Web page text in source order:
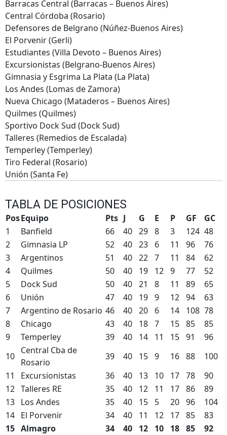
Barracas Central (Barracas – Buenos Aires)
Central Córdoba (Rosario)
Defensores de Belgrano (Núñez-Buenos Aires)
El Porvenir (Gerli)
Estudiantes (Villa Devoto – Buenos Aires)
Excursionistas (Belgrano-Buenos Aires)
Gimnasia y Esgrima La Plata (La Plata)
Los Andes (Lomas de Zamora)
Nueva Chicago (Mataderos – Buenos Aires)
Quilmes (Quilmes)
Sportivo Dock Sud (Dock Sud)
Talleres (Remedios de Escalada)
Temperley (Temperley)
Tiro Federal (Rosario)
Unión (Santa Fe)
TABLA DE POSICIONES
PosEquipo Pts J G E P GF
GC
1
Banfield 66 40 29 8 3 124 48
2
Gimnasia LP 52 40 23 6 11 96
76
3
Argentinos 51 40 22 7 11 84
62
4
Quilmes 50 40 19 12 9 77
52
5
Dock Sud 50 40 21 8 11 89
65
6
Unión 47 40 19 9 12 94
63
7
Argentino de Rosario 46 40 20 6 14 108 78
8
Chicago 43 40 18 7 15 85
85
9
Temperley 39 40 14 11 15 91
96
10
Central Cba de
Rosario
39 40 15 9 16 88
100
11
Excursionistas 36 40 13 10 17 78
90
12 Talleres RE 35 40 12 11 17 86
89
13
Los Andes 35 40 15 5 20 96
104
14
El Porvenir 34 40 11 12 17 85
83
15 Almagro 34 40 12 10 18 85
92